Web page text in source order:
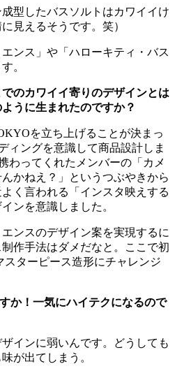
型したバスソルトはカワイイけ
見えるそうです。笑）
ンス」や「ハローキティ・バス
。
のカワイイ寄りのデザインとは
うに生まれたのですか？
を立ち上げることが決まっ
ィングを意識して商品設計しま
わってくれたメンバーの「カメ
かねえ？」というつぶやきから
く言われる「インスタ映えする
ンを意識しました。
ンスのデザイン案を実現するに
作手法はダメだなと。ここで初
ターピース造形にチャレンジ
か！一気にハイテクになるので
インに弱いんです。どうしても
が出てしまう。